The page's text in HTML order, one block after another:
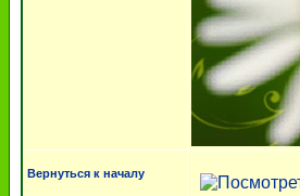
Вернуться к началу